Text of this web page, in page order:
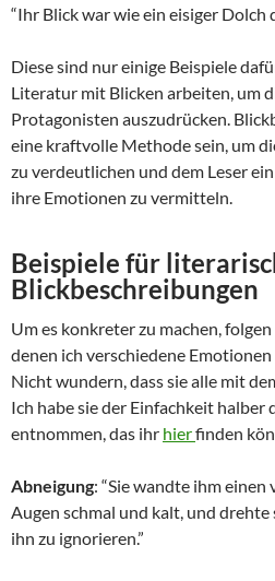
“Ihr Blick war wie ein eisiger Dolch
Diese sind nur einige Beispiele
Literatur mit Blicken arbeiten, um
Protagonisten auszudrücken.
eine kraftvolle Methode sein, um
zu verdeutlichen und dem Leser
ihre Emotionen zu vermitteln.
Beispiele für
Blickbeschreibungen
Um es konkreter zu machen,
denen ich verschiedene
Nicht wundern, dass sie alle mit
Ich habe sie der Einfachkeit halber
entnommen, das ihr hierfinden
Abneigung: “Sie wandte ihm
Augen schmal und kalt, und
ihn zu ignorieren.”